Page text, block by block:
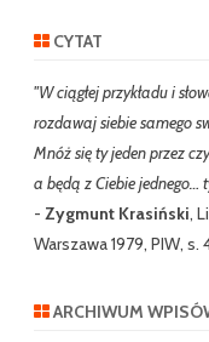
CYTAT
"W ciągłej przykładu i
rozdawaj siebie samego
Mnóż się ty jeden przez
a będą z Ciebie jednego…
- Zygmunt Krasiński,
Warszawa 1979, PIW, s.
ARCHIWUM